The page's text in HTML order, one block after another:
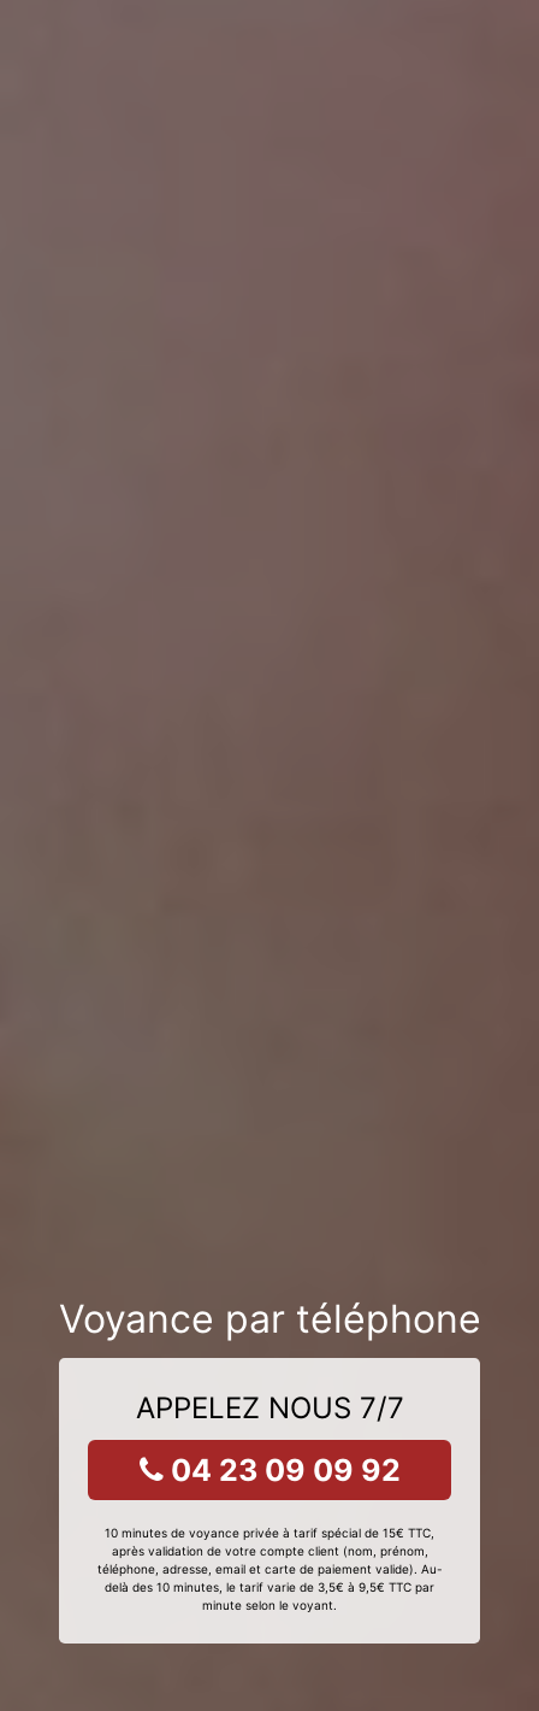
Voyance par téléphone
APPELEZ NOUS 7/7
04 23 09 09 92
10 minutes de voyance privée à tarif spécial de 15€ TTC,
après validation de votre compte client (nom, prénom,
téléphone, adresse, email et carte de paiement valide). Au-
delà des 10 minutes, le tarif varie de 3,5€ à 9,5€ TTC par
minute selon le voyant.